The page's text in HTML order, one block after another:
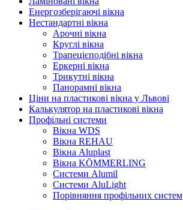
Енергозберігаючі вікна
Нестандартні вікна
Арочні вікна
Круглі вікна
Трапецієподібні вікна
Еркерні вікна
Трикутні вікна
Панорамні вікна
Ціни на пластикові вікна у Львові
Калькулятор на пластикові вікна
Профільні системи
Вікна WDS
Вікна REHAU
Вікна Aluplast
Вікна KÖMMERLING
Cистеми Alumil
Системи AluLight
Порівняння профільних систем